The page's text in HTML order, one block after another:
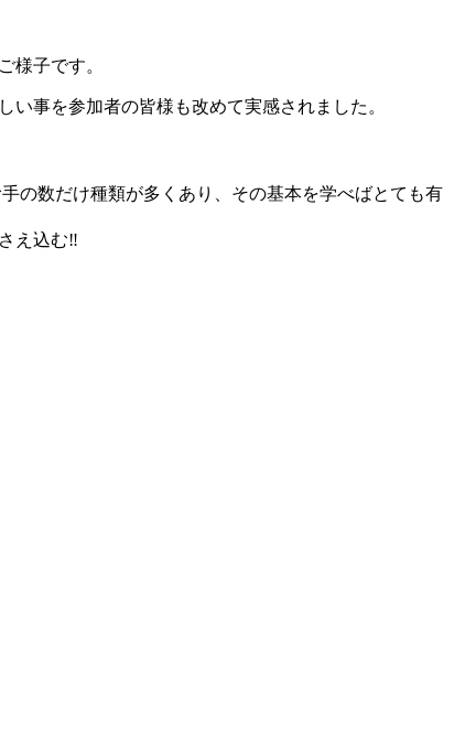
様子です。
事を参加者の皆様も改めて実感されました。
の数だけ種類が多くあり、その基本を学べばとても有
え込む‼